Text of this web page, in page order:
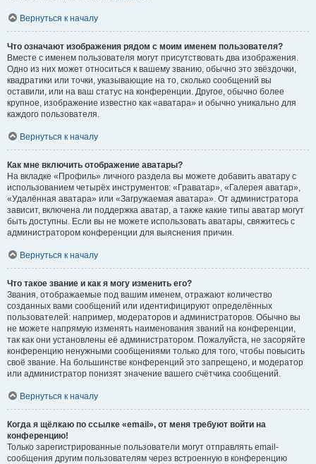
Вернуться к началу
Что означают изображения рядом с моим именем пользователя?
Вместе с именем пользователя могут присутствовать два изображения.
Одно из них может относиться к вашему званию, обычно это звёздочки,
квадратики или точки, указывающие на то, сколько сообщений вы
оставили, или на ваш статус на конференции. Другое, обычно более
крупное, изображение известно как «аватара» и обычно уникально для
каждого пользователя.
Вернуться к началу
Как мне включить отображение аватары?
На вкладке «Профиль» личного раздела вы можете добавить аватару с
использованием четырёх инструментов: «Граватар», «Галерея аватар»,
«Удалённая аватара» или «Загружаемая аватара». От администратора
зависит, включена ли поддержка аватар, а также какие типы аватар могут
быть доступны. Если вы не можете использовать аватары, свяжитесь с
администратором конференции для выяснения причин.
Вернуться к началу
Что такое звание и как я могу изменить его?
Звания, отображаемые под вашим именем, отражают количество
созданных вами сообщений или идентифицируют определённых
пользователей: например, модераторов и администраторов. Обычно вы
не можете напрямую изменять наименования званий на конференции,
так как они установлены её администратором. Пожалуйста, не засоряйте
конференцию ненужными сообщениями только для того, чтобы повысить
своё звание. На большинстве конференций это запрещено, и модератор
или администратор понизят значение вашего счётчика сообщений.
Вернуться к началу
Когда я щёлкаю по ссылке «email», от меня требуют войти на
конференцию!
Только зарегистрированные пользователи могут отправлять email-
сообщения другим пользователям через встроенную в конференцию